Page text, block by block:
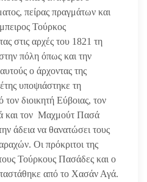
πείρας πραγμάτων και
Τούρκος
στις αρχές του 1821 τη
πόλη όπως και την
ο άρχοντας της
υποψιάστηκε τη
διοικητή Εύβοιας, τον
και τον Μαχμούτ Πασά
άδεια να θανατώσει τους
Οι πρόκριτοι της
Τούρκους Πασάδες και ο
από το Χασάν Αγά.